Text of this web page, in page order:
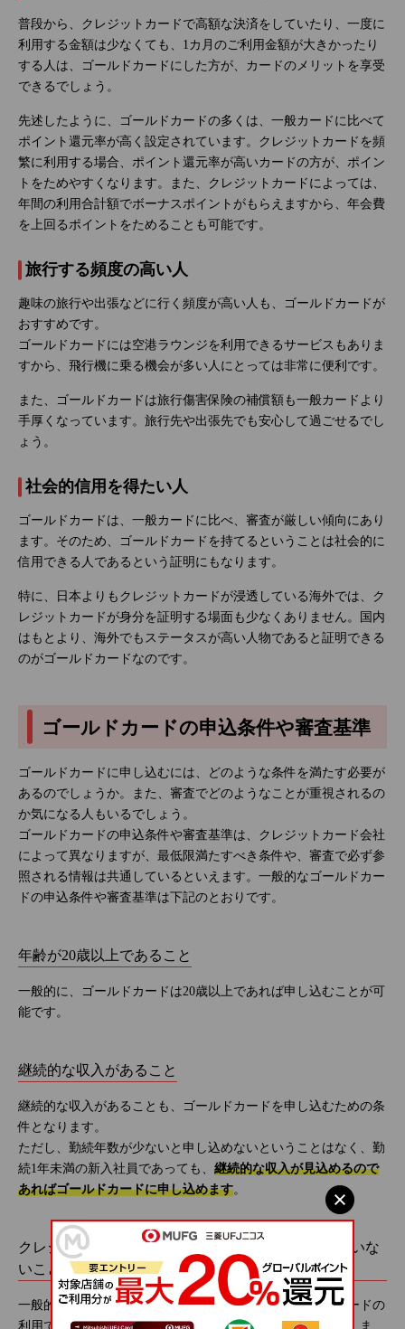
普段から、クレジットカードで高額な決済をしていたり、一度に
利用する金額は少なくても、1カ月のご利用金額が大きかったり
する人は、ゴールドカードにした方が、カードのメリットを享受
できるでしょう。
先述したように、ゴールドカードの多くは、一般カードに比べて
ポイント還元率が高く設定されています。クレジットカードを頻
繁に利用する場合、ポイント還元率が高いカードの方が、ポイン
トをためやすくなります。また、クレジットカードによっては、
年間の利用合計額でボーナスポイントがもらえますから、年会費
を上回るポイントをためることも可能です。
旅行する頻度の高い人
趣味の旅行や出張などに行く頻度が高い人も、ゴールドカードが
おすすめです。
ゴールドカードには空港ラウンジを利用できるサービスもありま
すから、飛行機に乗る機会が多い人にとっては非常に便利です。
また、ゴールドカードは旅行傷害保険の補償額も一般カードより
手厚くなっています。旅行先や出張先でも安心して過ごせるでし
ょう。
社会的信用を得たい人
ゴールドカードは、一般カードに比べ、審査が厳しい傾向にあり
ます。そのため、ゴールドカードを持てるということは社会的に
信用できる人であるという証明にもなります。
特に、日本よりもクレジットカードが浸透している海外では、ク
レジットカードが身分を証明する場面も少なくありません。国内
はもとより、海外でもステータスが高い人物であると証明できる
のがゴールドカードなのです。
ゴールドカードの申込条件や審査基準
ゴールドカードに申し込むには、どのような条件を満たす必要が
あるのでしょうか。また、審査でどのようなことが重視されるの
か気になる人もいるでしょう。
ゴールドカードの申込条件や審査基準は、クレジットカード会社
によって異なりますが、最低限満たすべき条件や、審査で必ず参
照される情報は共通しているといえます。一般的なゴールドカー
ドの申込条件や審査基準は下記のとおりです。
年齢が20歳以上であること
一般的に、ゴールドカードは20歳以上であれば申し込むことが可
能です。
継続的な収入があること
継続的な収入があることも、ゴールドカードを申し込むための条
件となります。
ただし、勤続年数が少ないと申し込めないということはなく、勤
続1年未満の新入社員であっても、 継続的な収入が見込めるので
あればゴールドカードに申し込めます。
クレジットカードの利用で支払遅延などを起こしていな
いこと
一般的にゴールドカードの審査では、過去にクレジットカードの
利用で
支払遅延などを起こしていないことが重視されます 。ま